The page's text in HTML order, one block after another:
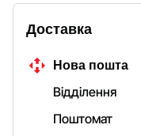
Доставка
Нова пошта
Відділення
Поштомат